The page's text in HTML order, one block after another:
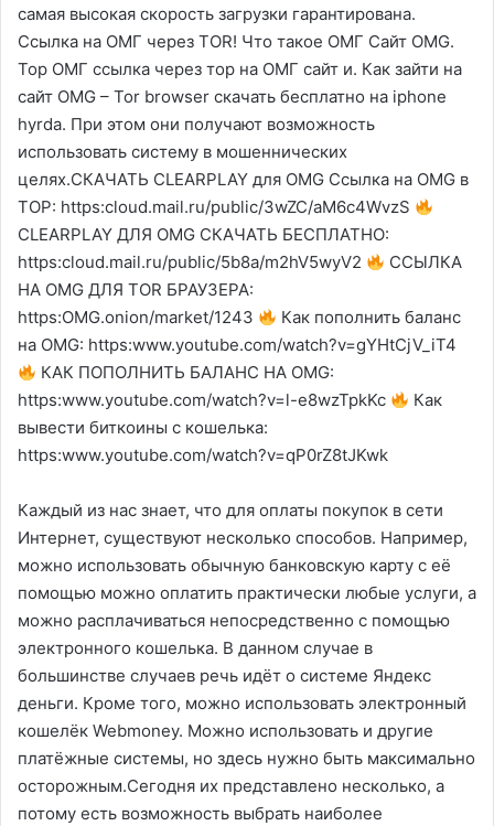
самая высокая скорость загрузки гарантирована.
Ссылка на ОМГ через TOR! Что такое ОМГ Сайт OMG.
Тор ОМГ ссылка через тор на ОМГ сайт и. Как зайти на
сайт OMG – Tor browser скачать бесплатно на iphone
hyrda. При этом они получают возможность
использовать систему в мошеннических
целях.СКАЧАТЬ CLEARPLAY для OMG Ссылка на OMG в
ТОР: https:cloud.mail.ru/public/3wZC/aM6c4WvzS
CLEARPLAY ДЛЯ OMG СКАЧАТЬ БЕСПЛАТНО:
https:cloud.mail.ru/public/5b8a/m2hV5wyV2
ССЫЛКА
НА OMG ДЛЯ TOR БРАУЗЕРА:
https:OMG.onion/market/1243
Как пополнить баланс
на OMG: https:www.youtube.com/watch?v=gYHtCjV_iT4
КАК ПОПОЛНИТЬ БАЛАНС НА OMG:
https:www.youtube.com/watch?v=l-e8wzTpkKc
Как
вывести биткоины с кошелька:
https:www.youtube.com/watch?v=qP0rZ8tJKwk
Каждый из нас знает, что для оплаты покупок в сети
Интернет, существуют несколько способов. Например,
можно использовать обычную банковскую карту с её
помощью можно оплатить практически любые услуги, а
можно расплачиваться непосредственно с помощью
электронного кошелька. В данном случае в
большинстве случаев речь идёт о системе Яндекс
деньги. Кроме того, можно использовать электронный
кошелёк Webmoney. Можно использовать и другие
платёжные системы, но здесь нужно быть максимально
осторожным.Сегодня их представлено несколько, а
потому есть возможность выбрать наиболее